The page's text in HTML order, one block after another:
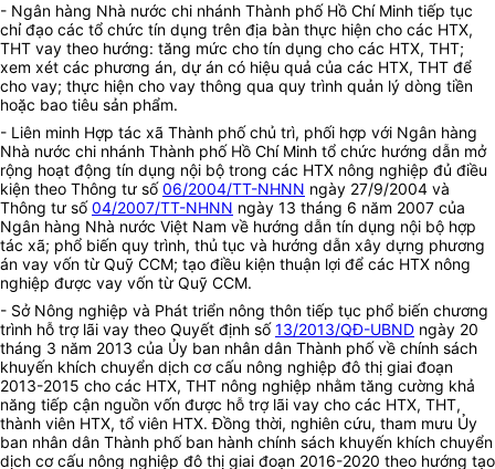
- Ngân hàng Nhà nước chi nhánh Thành phố Hồ Chí Minh tiếp tục
chỉ đạo các tổ chức tín dụng trên địa bàn thực hiện cho các HTX,
THT vay theo hướng: tăng mức cho tín dụng cho các HTX, THT;
xem xét các phương án, dự án có hiệu quả của các HTX, THT để
cho vay; thực hiện cho vay thông qua quy trình quản lý dòng tiền
hoặc bao tiêu sản phẩm.
- Liên minh Hợp tác xã Thành phố chủ trì, phối hợp với Ngân hàng
Nhà nước chi nhánh Thành phố Hồ Chí Minh tổ chức hướng dẫn mở
rộng hoạt động tín dụng nội bộ trong các HTX nông nghiệp đủ điều
kiện theo Thông tư số06/2004/TT-NHNN ngày 27/9/2004 và
Thông tư số04/2007/TT-NHNN ngày 13 tháng 6 năm 2007 của
Ngân hàng Nhà nước Việt Nam về hướng dẫn tín dụng nội bộ hợp
tác xã; phổ biến quy trình, thủ tục và hướng dẫn xây dựng phương
án vay vốn từ Quỹ CCM; tạo điều kiện thuận lợi để các HTX nông
nghiệp được vay vốn từ Quỹ CCM.
- Sở Nông nghiệp và Phát triển nông thôn tiếp tục phổ biến chương
trình hỗ trợ lãi vay theo Quyết định số13/2013/QĐ-UBND ngày 20
tháng 3 năm 2013 của Ủy ban nhân dân Thành phố về chính sách
khuyến khích chuyển dịch cơ cấu nông nghiệp đô thị giai đoạn
2013-2015 cho các HTX, THT nông nghiệp nhằm tăng cường khả
năng tiếp cận nguồn vốn được hỗ trợ lãi vay cho các HTX, THT,
thành viên HTX, tổ viên HTX. Đồng thời, nghiên cứu, tham mưu Ủy
ban nhân dân Thành phố ban hành chính sách khuyến khích chuyển
dịch cơ cấu nông nghiệp đô thị giai đoạn 2016-2020 theo hướng tạo